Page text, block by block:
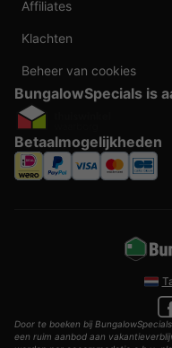
Affiliates
Klachten
Beheer van cookies
BungalowSpecials is
Betaalmogelijkheden
Door te boeken bij
een ruim aanbod aan